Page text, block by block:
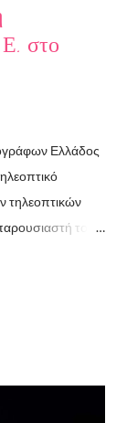
στο
Ελλάδος
τηλεοπτικών
τον
κάθε Σάββατο
ο πρώην